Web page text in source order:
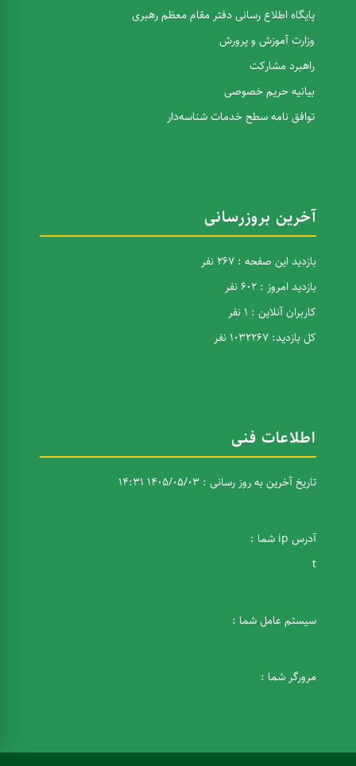
پایگاه اطلاع رسانی دفتر مقام معظم رهبری
وزارت آموزش و پرورش
راهبرد مشارکت
بیانیه حریم خصوصی
توافق نامه سطح خدمات شناسه‌دار
آخرین بروزرسانی
بازدید این صفحه : 267 نفر
بازدید امروز : 602 نفر
کاربران آنلاین : 1 نفر
کل بازدید: 1032267 نفر
اطلاعات فنی
تاریخ آخرین به روز رسانی : 1405/05/03 14:31
آدرس ip شما :
t
سیستم عامل شما :
مرورگر شما :